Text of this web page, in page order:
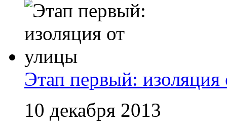
Этап первый:
10 декабря 2013